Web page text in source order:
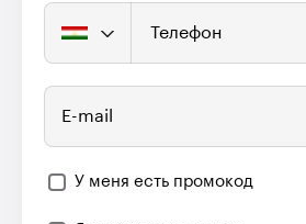
Телефон
E-mail
У меня есть промокод